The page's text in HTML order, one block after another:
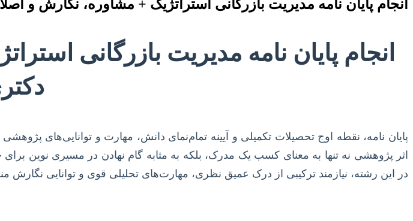
انجام پایان نامه مدیریت بازرگانی استراتژیک + مشاوره، نگارش و
انجام پایان نامه مدیریت بازرگانی
پایان نامه، نقطه اوج تحصیلات تکمیلی و آیینه تمام‌نمای دانش، مهارت و توانایی‌های
اثر پژوهشی نه تنها به معنای کسب یک مدرک، بلکه به مثابه گام نهادن در مسیری نوین
در این رشته، نیازمند ترکیبی از درک عمیق نظری، مهارت‌های تحلیلی قوی و توانایی